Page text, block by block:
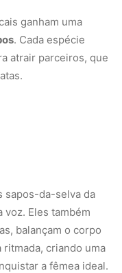
ganham uma
. Cada espécie
atrair parceiros, que
sapos-da-selva da
voz. Eles também
balançam o corpo
criando uma
a fêmea ideal.